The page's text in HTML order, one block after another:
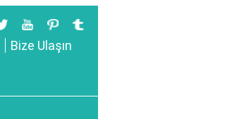
Bize Ulaşın